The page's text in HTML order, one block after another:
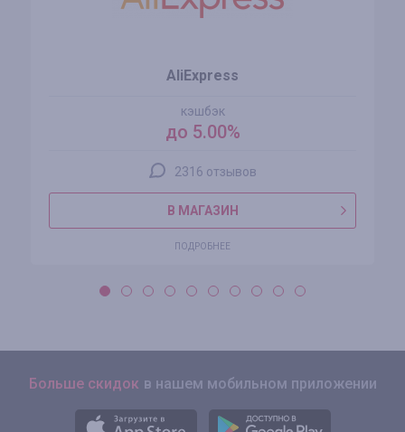
AliExpress
кэшбэк
до 5.00%
2316 отзывов
В МАГАЗИН
ПОДРОБНЕЕ
Больше скидок в нашем мобильном приложении